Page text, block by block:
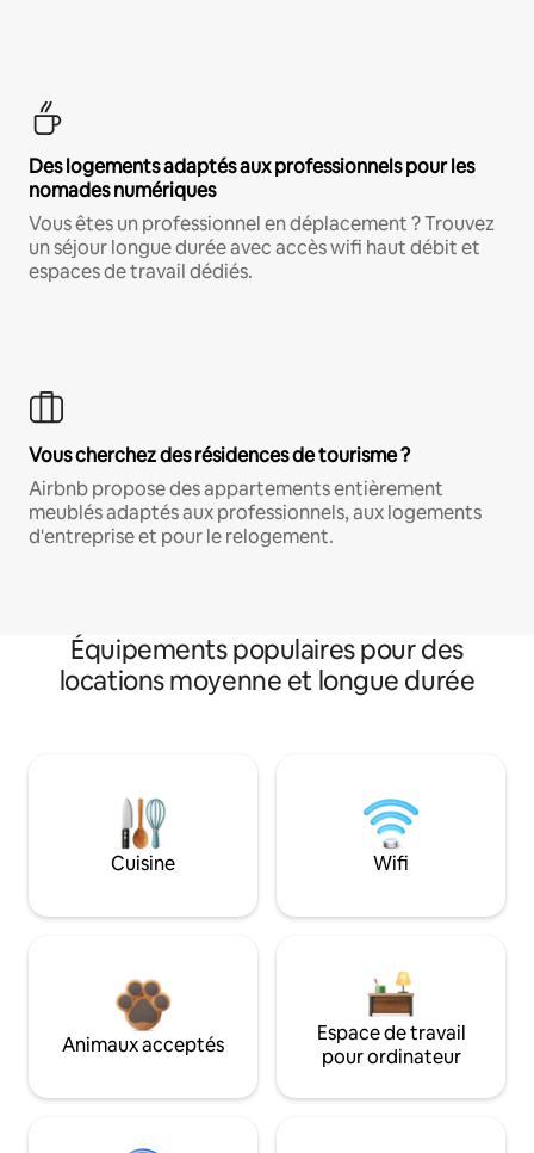
Des logements adaptés aux professionnels pour les
nomades numériques
Vous êtes un professionnel en déplacement ? Trouvez
un séjour longue durée avec accès wifi haut débit et
espaces de travail dédiés.
Vous cherchez des résidences de tourisme ?
Airbnb propose des appartements entièrement
meublés adaptés aux professionnels, aux logements
d'entreprise et pour le relogement.
Équipements populaires pour des
locations moyenne et longue durée
Cuisine Wifi
Animaux acceptés
Espace de travail
pour ordinateur